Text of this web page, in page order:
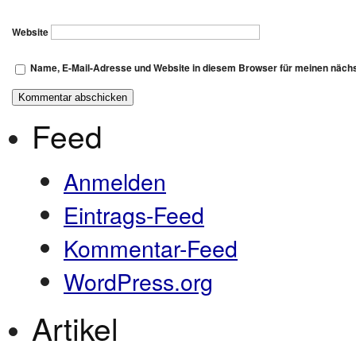
Website
Name, E-Mail-Adresse und Website in diesem Browser für meinen
Feed
Anmelden
Eintrags-Feed
Kommentar-Feed
WordPress.org
Artikel